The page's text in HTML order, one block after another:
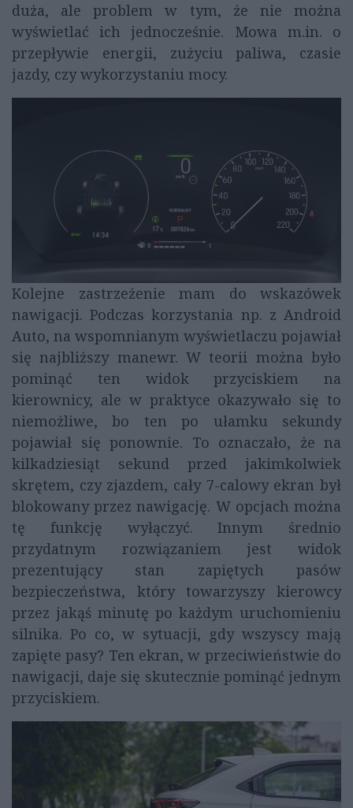
duża, ale problem w tym, że nie można
wyświetlać ich jednocześnie. Mowa m.in. o
przepływie energii, zużyciu paliwa, czasie
jazdy, czy wykorzystaniu mocy.
Kolejne zastrzeżenie mam do wskazówek
nawigacji. Podczas korzystania np. z Android
Auto, na wspomnianym wyświetlaczu pojawiał
się najbliższy manewr. W teorii można było
pominąć ten widok przyciskiem na
kierownicy, ale w praktyce okazywało się to
niemożliwe, bo ten po ułamku sekundy
pojawiał się ponownie. To oznaczało, że na
kilkadziesiąt sekund przed jakimkolwiek
skrętem, czy zjazdem, cały 7-calowy ekran był
blokowany przez nawigację. W opcjach można
tę funkcję wyłączyć. Innym średnio
przydatnym rozwiązaniem jest widok
prezentujący stan zapiętych pasów
bezpieczeństwa, który towarzyszy kierowcy
przez jakąś minutę po każdym uruchomieniu
silnika. Po co, w sytuacji, gdy wszyscy mają
zapięte pasy? Ten ekran, w przeciwieństwie do
nawigacji, daje się skutecznie pominąć jednym
przyciskiem.